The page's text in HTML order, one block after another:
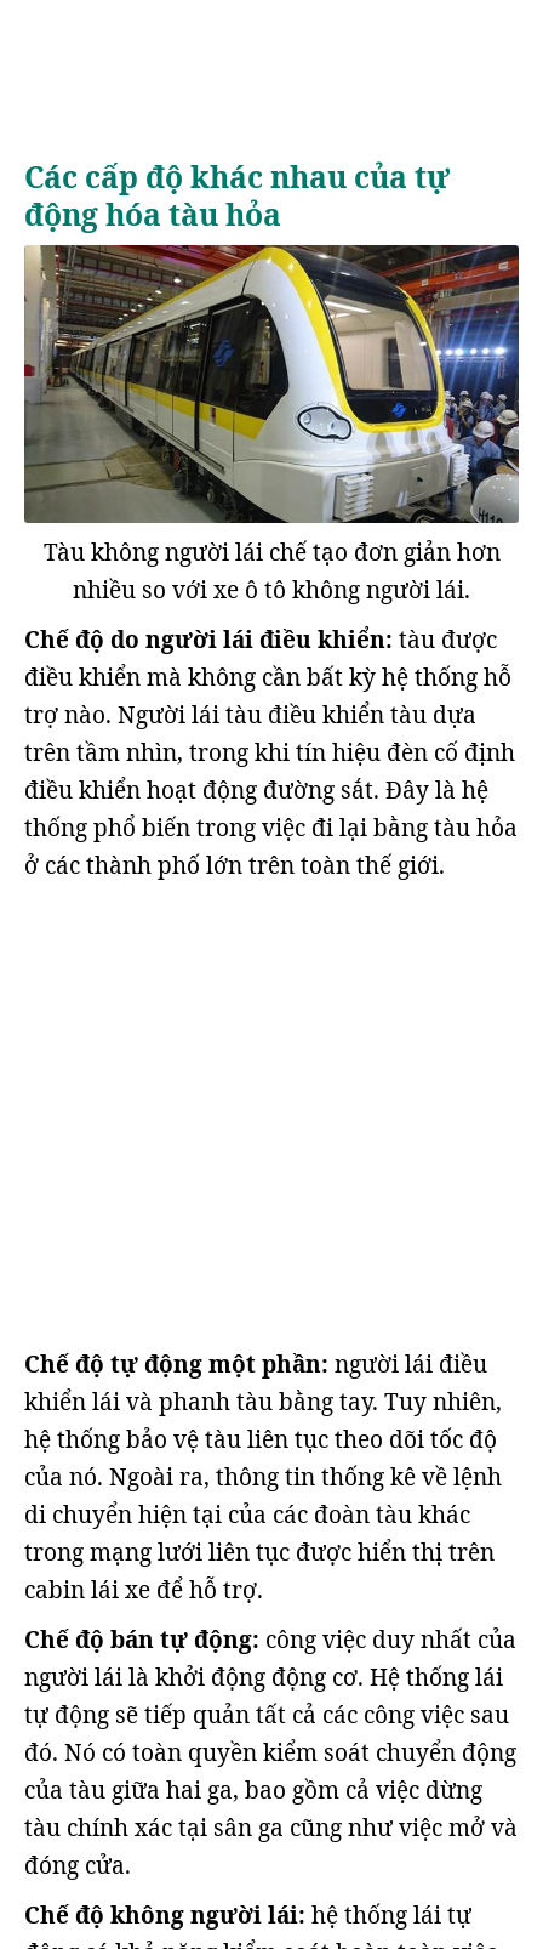
Các cấp độ khác nhau của tự
động hóa tàu hỏa
Tàu không người lái chế tạo đơn giản hơn
nhiều so với xe ô tô không người lái.
Chế độ do người lái điều khiển: tàu được
điều khiển mà không cần bất kỳ hệ thống hỗ
trợ nào. Người lái tàu điều khiển tàu dựa
trên tầm nhìn, trong khi tín hiệu đèn cố định
điều khiển hoạt động đường sắt. Đây là hệ
thống phổ biến trong việc đi lại bằng tàu hỏa
ở các thành phố lớn trên toàn thế giới.
Chế độ tự động một phần: người lái điều
khiển lái và phanh tàu bằng tay. Tuy nhiên,
hệ thống bảo vệ tàu liên tục theo dõi tốc độ
của nó. Ngoài ra, thông tin thống kê về lệnh
di chuyển hiện tại của các đoàn tàu khác
trong mạng lưới liên tục được hiển thị trên
cabin lái xe để hỗ trợ.
Chế độ bán tự động: công việc duy nhất của
người lái là khởi động động cơ. Hệ thống lái
tự động sẽ tiếp quản tất cả các công việc sau
đó. Nó có toàn quyền kiểm soát chuyển động
của tàu giữa hai ga, bao gồm cả việc dừng
tàu chính xác tại sân ga cũng như việc mở và
đóng cửa.
Chế độ không người lái: hệ thống lái tự